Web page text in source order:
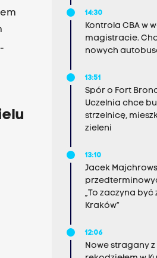
14:30
Kontrola CBA w
magistracie.
nowych
13:51
Spór o Fort
Uczelnia chce
strzelnicę,
zieleni
13:10
Jacek
„To zaczyna być
Kraków”
12:06
Nowe stragany